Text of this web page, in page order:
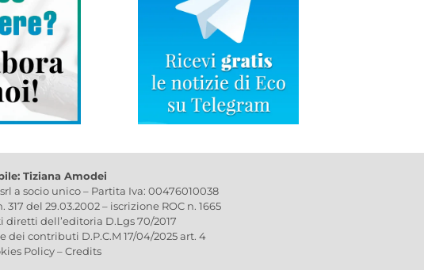
Tiziana Amodei
a socio unico – Partita Iva: 00476010038
del 29.03.2002 – iscrizione ROC n. 1665
dell’editoria D.Lgs 70/2017
dei contributi D.P.C.M 17/04/2025 art. 4
Policy–Credits